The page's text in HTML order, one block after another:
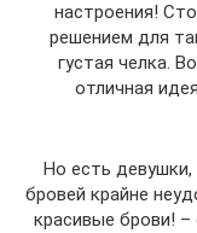
настроения!
решением для
густая челка.
отличная
Но есть
бровей крайне
красивые брови!